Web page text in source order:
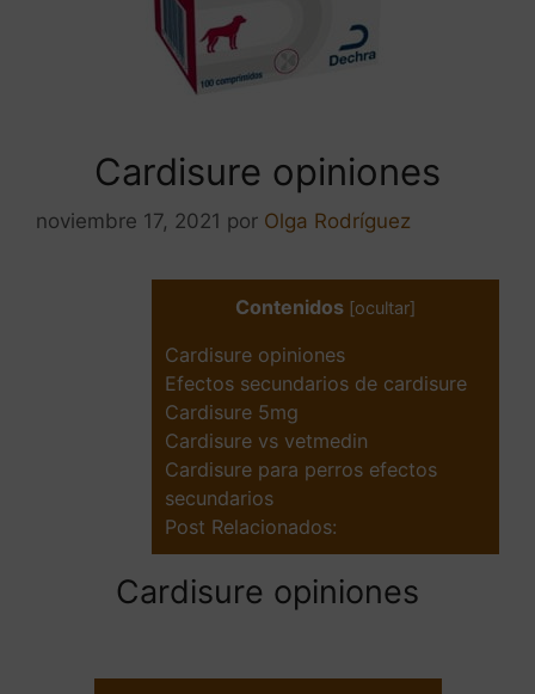
Cardisure opiniones
noviembre 17, 2021 por Olga Rodríguez
Contenidos [ocultar]
Cardisure opiniones
Efectos secundarios de cardisure
Cardisure 5mg
Cardisure vs vetmedin
Cardisure para perros efectos
secundarios
Post Relacionados:
Cardisure opiniones